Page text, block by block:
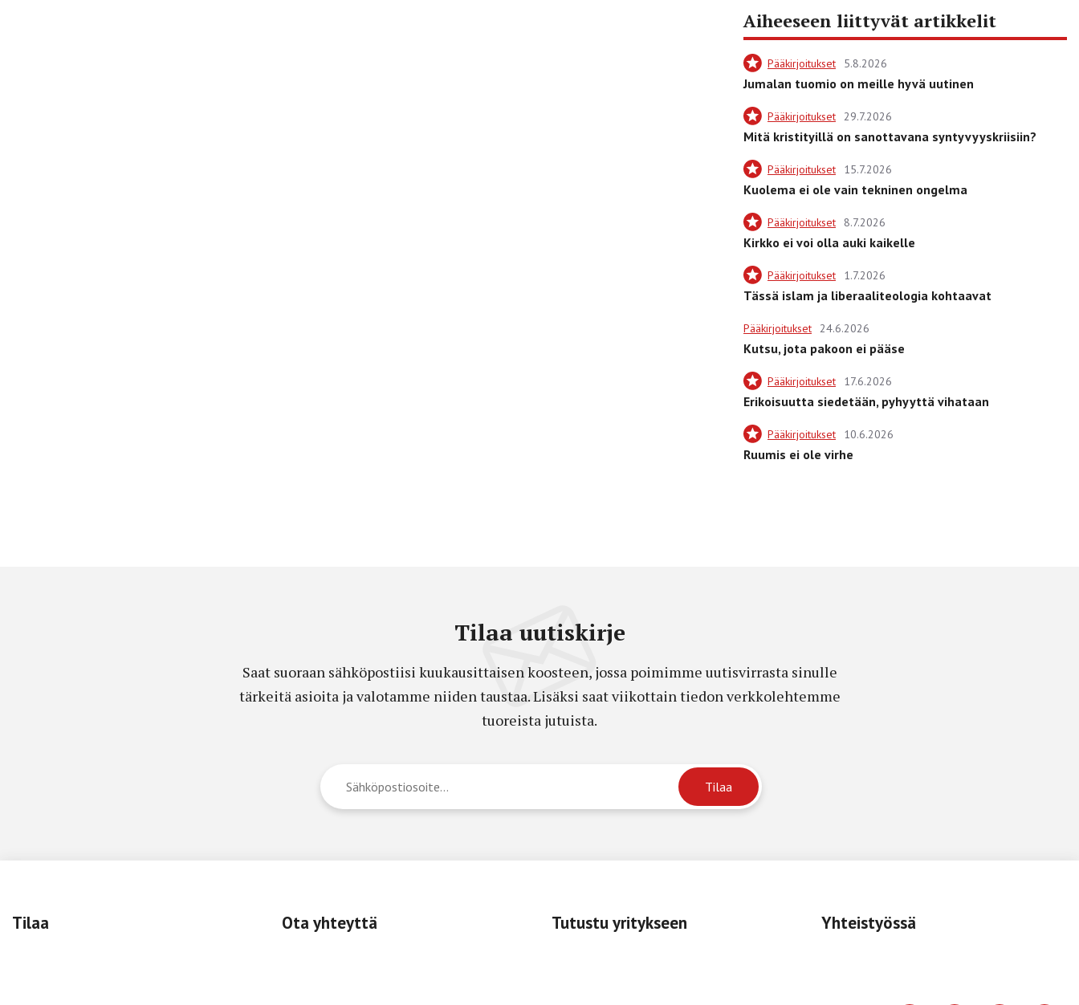
Aiheeseen liittyvät artikkelit
Pääkirjoitukset 5.8.2026
Jumalan tuomio on meille hyvä uutinen
Pääkirjoitukset 29.7.2026
Mitä kristityillä on sanottavana syntyvyyskriisiin?
Pääkirjoitukset 15.7.2026
Kuolema ei ole vain tekninen ongelma
Pääkirjoitukset 8.7.2026
Kirkko ei voi olla auki kaikelle
Pääkirjoitukset 1.7.2026
Tässä islam ja liberaaliteologia kohtaavat
Pääkirjoitukset 24.6.2026
Kutsu, jota pakoon ei pääse
Pääkirjoitukset 17.6.2026
Erikoisuutta siedetään, pyhyyttä vihataan
Pääkirjoitukset 10.6.2026
Ruumis ei ole virhe
Tilaa uutiskirje
Saat suoraan sähköpostiisi kuukausittaisen koosteen, jossa poimimme uutisvirrasta sinulle
tärkeitä asioita ja valotamme niiden taustaa. Lisäksi saat viikottain tiedon verkkolehtemme
tuoreista jutuista.
Tilaa Ota yhteyttä Tutustu yritykseen Yhteistyössä